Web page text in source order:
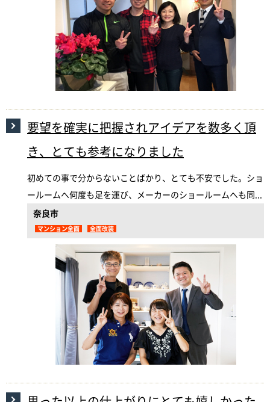
要望を確実に把握されアイデアを数多く頂
き、とても参考になりました
初めての事で分からないことばかり、とても不安でした。ショ
ールームへ何度も足を運び、メーカーのショールームへも同...
奈良市
マンション全面 全面改装